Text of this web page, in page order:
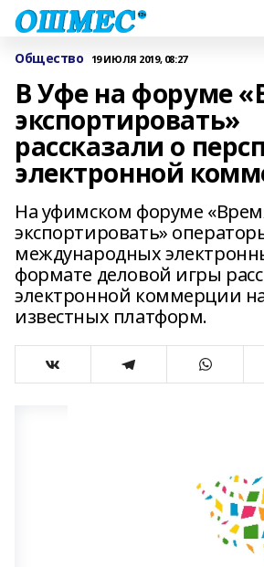
Общество 19 ИЮЛЯ 2019, 08:27
В Уфе на форуме
экспортировать»
рассказали о
электронной
На уфимском форуме
экспортировать»
международных
формате деловой игры
электронной коммерции
известных платформ.